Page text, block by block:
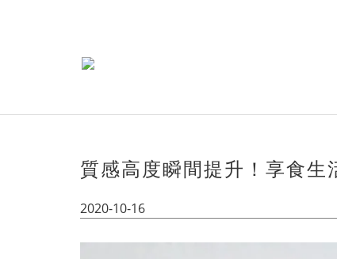
質感高度瞬間提升！享食生
2020-10-16